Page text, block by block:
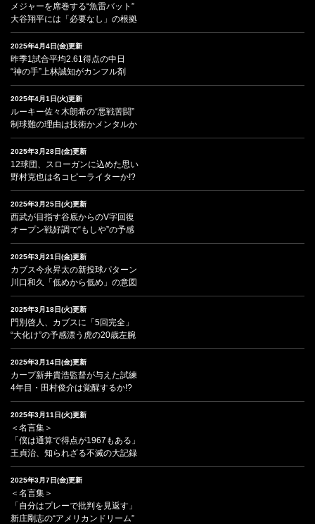
メジャーを席巻する“魚雷バット”
大谷翔平には「必要なし」の根拠
2025年4月4日(金)更新
昨季1試合平均2.61得点の中日
“神の手”上林誠知がカンフル剤
2025年4月1日(火)更新
ルーキー佐々木朗希の“悪戦苦闘”
制球難の理由は技術かメンタルか
2025年3月28日(金)更新
12球団、スローガンに込めた思い
野村克也は名コピーライターか!?
2025年3月25日(火)更新
西武が目指す谷底からのV字回復
オープン戦好調で“もしや”の予感
2025年3月21日(金)更新
カブス今永昇太の新投球パターン
川口和久「低めから低め」の意図
2025年3月18日(火)更新
門別啓人、カブスに「5回完全」
“大化け”の予感漂う虎の20歳左腕
2025年3月14日(金)更新
カープ新井貴浩監督が与えた試練
4年目・田村俊介は覚醒するか!?
2025年3月11日(火)更新
＜名言集＞
「僕は通算で得点が1967もある」
王貞治、知られざる不滅の大記録
2025年3月7日(金)更新
＜名言集＞
「自分はプレーで批判を見返す」
新庄剛志の“アメリカンドリーム”